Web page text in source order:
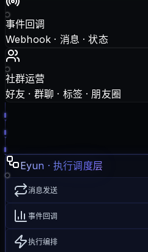
事件回调
Webhook · 消息 · 状态
社群运营
好友 · 群聊 · 标签 · 朋友圈
Eyun · 执行调度层
消息发送
事件回调
执行编排